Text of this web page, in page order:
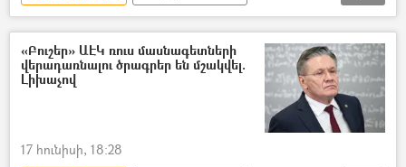
«Ռոսատոմ»
Իրանի Իսլամական Հանրապետություն
ԱՄՆ
«Բուշեր» ԱԷԿ ռուս մասնագետների
վերադառնալու ծրագրեր են մշակվել.
Լիխաչով
17 հունիսի, 18:28